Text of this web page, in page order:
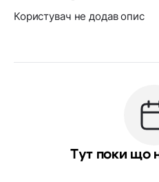
Користувач не додав опис
Тут поки що